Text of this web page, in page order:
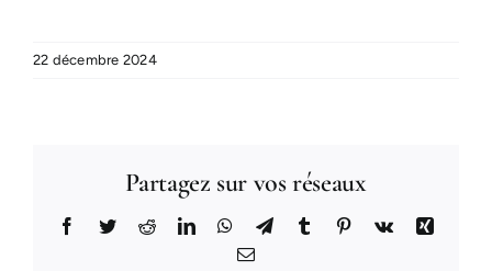
22 décembre 2024
Partagez sur vos réseaux
Facebook
TwitterRedditLinkedInWhatsApp
TelegramTumblr Pinterest
Vk
Xing
Email